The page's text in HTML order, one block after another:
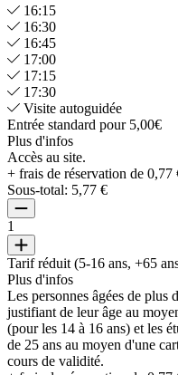
16:15
16:30
16:45
17:00
17:15
17:30
Visite autoguidée
Entrée standard pour 5,00€
Plus d'infos
Accès au site.
+ frais de réservation de 0,77
Sous-total: 5,77 €
1
Tarif réduit (5-16 ans, +65
Plus d'infos
Les personnes âgées de plus
justifiant de leur âge au
(pour les 14 à 16 ans) et les
de 25 ans au moyen d'une
cours de validité.